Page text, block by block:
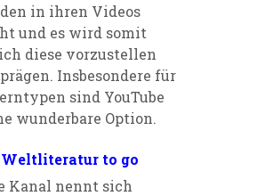
in ihren Videos
und es wird somit
diese vorzustellen
. Insbesondere für
sind YouTube
wunderbare Option.
Weltliteratur to go
Kanal nennt sich